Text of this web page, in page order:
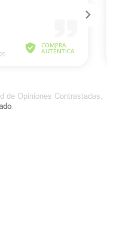
de Opiniones Contrastadas,
.